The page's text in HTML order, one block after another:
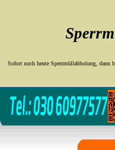
Sofort noch heute Sperrmüllabholung, dann